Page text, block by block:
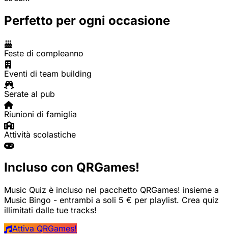
Perfetto per ogni occasione
Feste di compleanno
Eventi di team building
Serate al pub
Riunioni di famiglia
Attività scolastiche
Incluso con QRGames!
Music Quiz è incluso nel pacchetto QRGames! insieme a
Music Bingo - entrambi a soli 5 € per playlist. Crea quiz
illimitati dalle tue tracks!
Attiva QRGames!